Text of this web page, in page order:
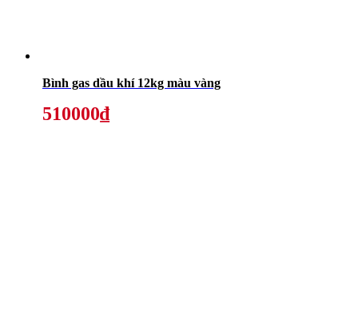
Bình gas dầu khí 12kg màu vàng
510000₫